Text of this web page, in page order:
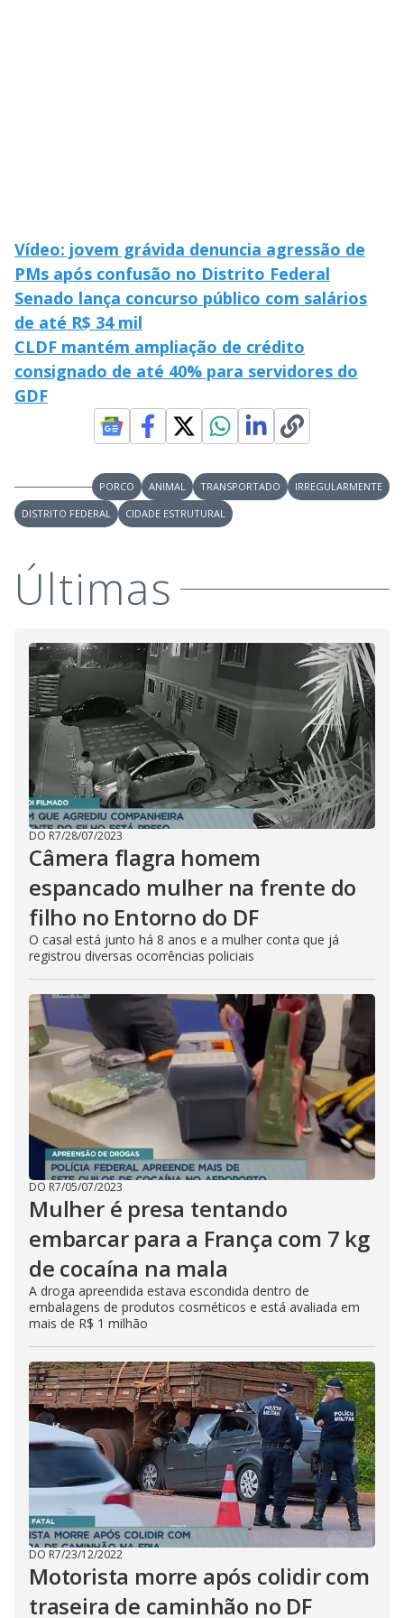
o
Vídeo: jovem grávida denuncia agressão de
PMs após confusão no Distrito Federal
Senado lança concurso público com salários
de até R$ 34 mil
CLDF mantém ampliação de crédito
consignado de até 40% para servidores do
GDF
PORCO ANIMAL TRANSPORTADO
IRREGULARMENTE
DISTRITO FEDERAL
CIDADE ESTRUTURAL
Últimas
DO R7/28/07/2023
Câmera flagra homem
espancado mulher na frente do
filho no Entorno do DF
O casal está junto há 8 anos e a mulher conta que já
registrou diversas ocorrências policiais
DO R7/05/07/2023
Mulher é presa tentando
embarcar para a França com 7 kg
de cocaína na mala
A droga apreendida estava escondida dentro de
embalagens de produtos cosméticos e está avaliada em
mais de R$ 1 milhão
DO R7/23/12/2022
Motorista morre após colidir com
traseira de caminhão no DF